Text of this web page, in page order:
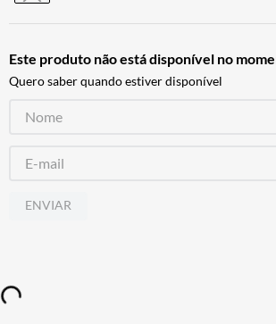
Este produto não está disponível no
Quero saber quando estiver disponível
ENVIAR